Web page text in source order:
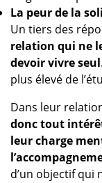
La peur de la
Un tiers des
relation qui ne
devoir vivre seul
plus élevé de
Dans leur
donc tout
leur charge
d’un objectif qui